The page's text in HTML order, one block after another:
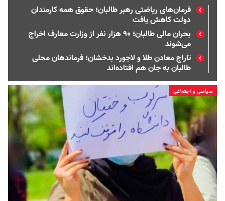
فرمان‌های ریاضتی رهبر طالبان؛ حقوق همه کارمندان
دولت کاهش یافت
بحران مالی طالبان؛ ۹۰ هزار نفر از وزارت معارف اخراج
می‌شوند
تاراج معادن طلا و لاجورد بدخشان؛ فرماندهان محلی
طالبان به جان هم افتاده‌اند
سیاسی و اجتماعی